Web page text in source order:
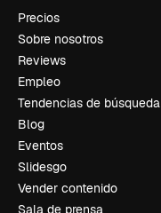
Precios
Sobre nosotros
Reviews
Empleo
Tendencias de búsqueda
Blog
Eventos
Slidesgo
Vender contenido
Sala de prensa